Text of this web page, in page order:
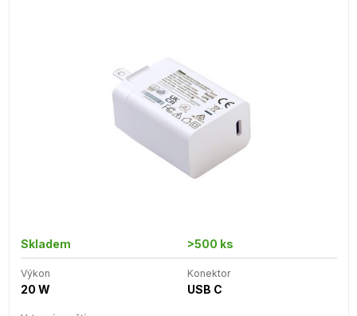
Skladem >500 ks
Výkon
20 W
Konektor
USB C